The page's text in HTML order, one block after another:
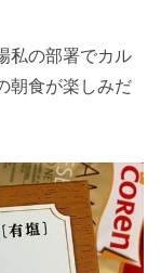
私の部署でカル
朝食が楽しみだ